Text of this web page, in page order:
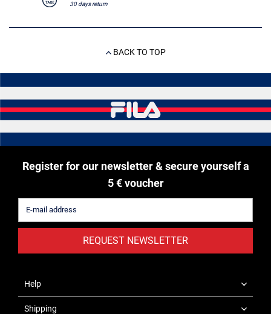
30 days return
BACK TO TOP
Register for our newsletter & secure yourself a
5 € voucher
REQUEST NEWSLETTER
Help
Shipping